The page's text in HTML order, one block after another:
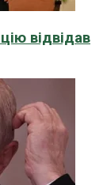
відвідав